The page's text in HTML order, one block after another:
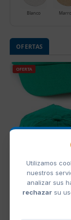
Utilizamos
nuestros
analizar sus
rechazarsu
Blanco
OFERTAS
OFERTA
Gorra
0,74 €